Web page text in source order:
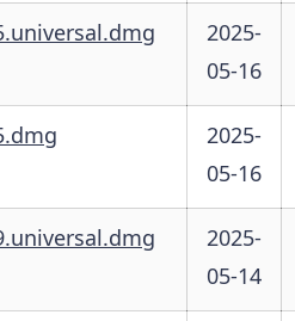
2025-
05-16
2025-
05-16
2025-
05-14